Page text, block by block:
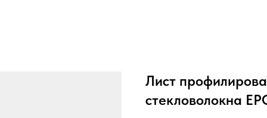
Лист
стекловолокна